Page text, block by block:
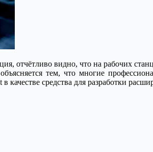
отчётливо видно, что на рабочих
тем, что многие
качестве средства для разработки